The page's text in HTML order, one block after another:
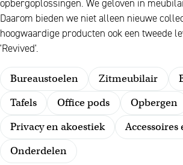
opbergoplossingen. We geloven in
Daarom bieden we niet alleen nieuwe
hoogwaardige producten ook een tweede
'Revived'.
Bureaustoelen Zitmeubilair
Tafels
Office pods
Opbergen
Privacy en akoestiek
Onderdelen